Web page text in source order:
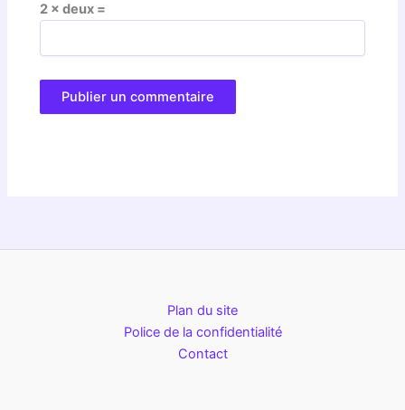
2 × deux =
Plan du site
Police de la confidentialité
Contact